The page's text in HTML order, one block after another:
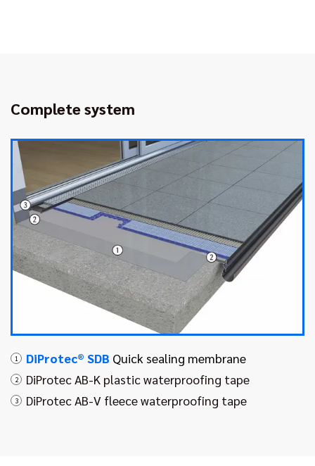
Complete system
1 DiProtec® SDB Quick sealing membrane
2 DiProtec AB-K plastic waterproofing tape
3 DiProtec AB-V fleece waterproofing tape